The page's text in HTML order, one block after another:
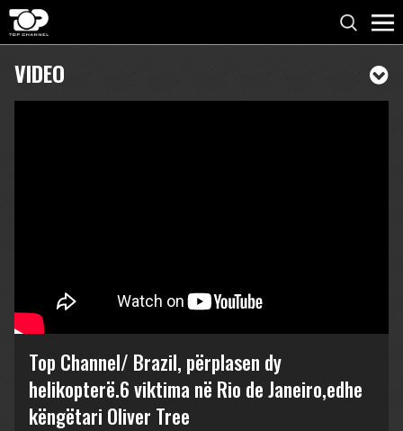
VIDEO
Top Channel/ Brazil, përplasen dy
helikopterë.6 viktima në Rio de Janeiro,edhe
këngëtari Oliver Tree